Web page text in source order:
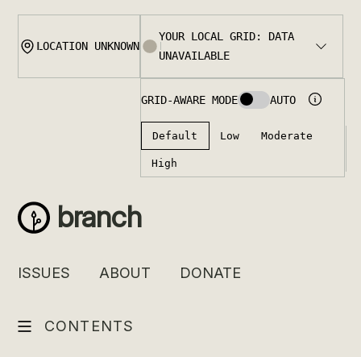
Skip
content
branch
ISSUES ABOUT DONATE
CONTENTS